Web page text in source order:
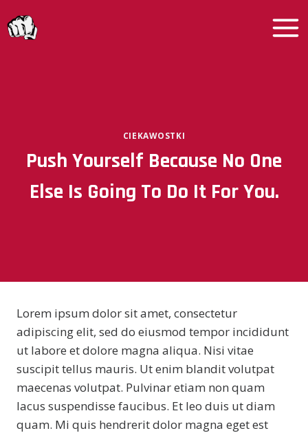
do
CIEKAWOSTKI
Push Yourself Because No One
Else Is Going To Do It For You.
Lorem ipsum dolor sit amet, consectetur
adipiscing elit, sed do eiusmod tempor incididunt
ut labore et dolore magna aliqua. Nisi vitae
suscipit tellus mauris. Ut enim blandit volutpat
maecenas volutpat. Pulvinar etiam non quam
lacus suspendisse faucibus. Et leo duis ut diam
quam. Mi quis hendrerit dolor magna eget est